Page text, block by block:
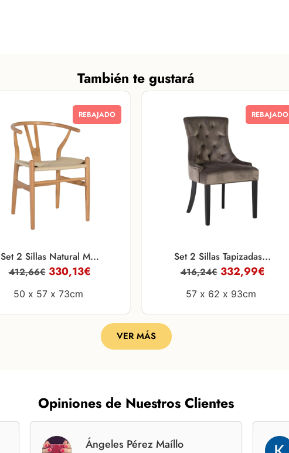
También te gustará
REBAJADO
Set 2 Sillas Natural M...
412,66€ 330,13€
50 x 57 x 73cm
REBAJADO
Set 2 Sillas Tapizadas...
416,24€ 332,99€
57 x 62 x 93cm
VER MÁS
Opiniones de Nuestros Clientes
Ángeles Pérez Maíllo